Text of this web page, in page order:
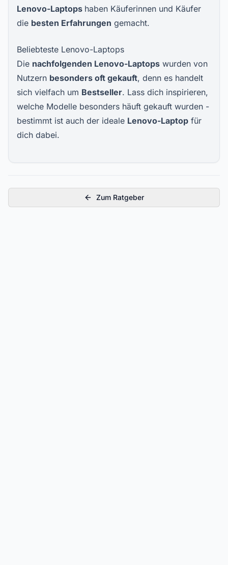
Lenovo-Laptops haben Käuferinnen und Käufer
die besten Erfahrungen gemacht.
Beliebteste Lenovo-Laptops
Die nachfolgenden Lenovo-Laptops wurden von
Nutzern besonders oft gekauft, denn es handelt
sich vielfach um Bestseller. Lass dich inspirieren,
welche Modelle besonders häuft gekauft wurden -
bestimmt ist auch der ideale Lenovo-Laptop für
dich dabei.
Zum Ratgeber